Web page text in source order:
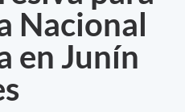
Nacional
en Junín